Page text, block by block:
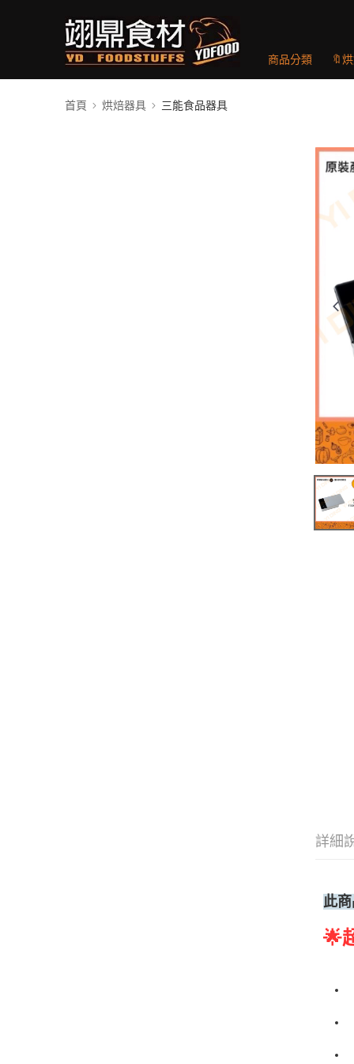
商品分類 🔖
首頁 烘焙器具 三能食品器具
詳細
此
🌟